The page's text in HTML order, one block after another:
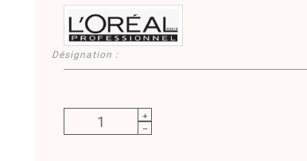
Désignation :